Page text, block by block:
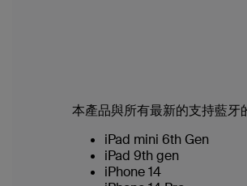
本產品與所有最新的支持藍牙
iPad mini 6th Gen
iPad 9th gen
iPhone 14